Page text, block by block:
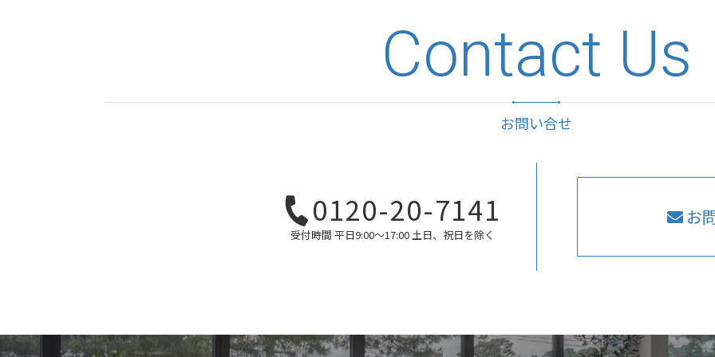
Contact Us
お問い合せ
0120-20-7141
受付時間 平日9:00〜17:00 土日、祝日を除く
お